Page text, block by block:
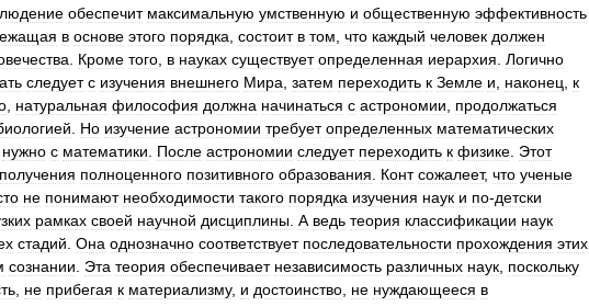
обеспечит максимальную умственную и общественную эффективность
в основе этого порядка состоит в том что каждый человек должен
Кроме того в науках существует определенная иерархия Логично
следует с изучения внешнего Мира затем переходить к Земле и наконец
к
натуральная философия должна начинаться с астрономии
продолжаться
Но изучение астрономии требует определенных математических
нужно с математики После астрономии следует переходить к физике Этот
получения полноценного позитивного образования Конт сожалеет, что ученые
не понимают необходимости такого порядка изучения наук и по-детски
рамках своей научной дисциплины А ведь теория классификации наук
стадий Она однозначно соответствует последовательности прохождения этих
сознании Эта теория обеспечивает независимость различных наук поскольку
не прибегая к материализму, и достоинство не нуждающееся в